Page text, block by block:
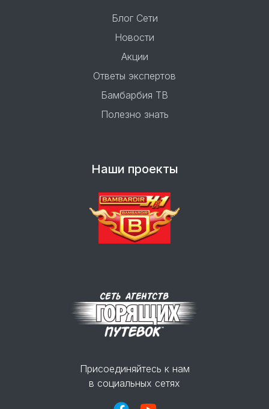
Блог Сети
Новости
Акции
Ответы экспертов
Бамбарбия ТВ
Полезно знать
Наши проекты
Присоединяйтесь к нам
в социальных сетях